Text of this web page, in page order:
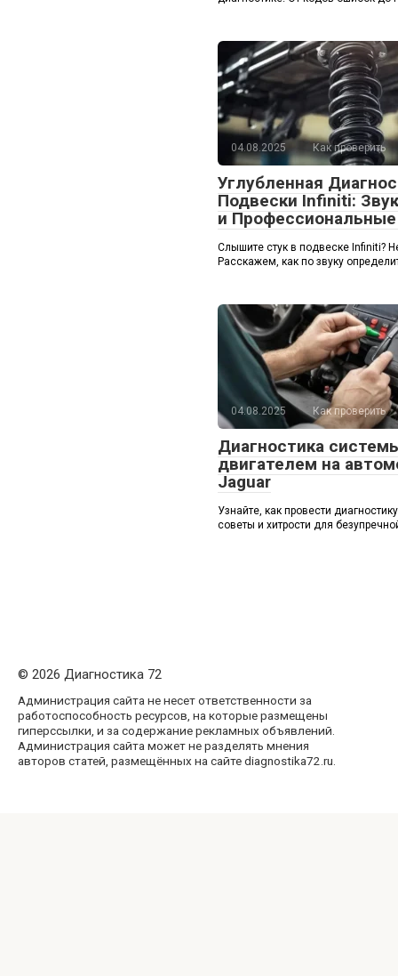
04.08.2025 Как проверить
Углубленная
Подвески Infiniti:
и
Слышите стук в подвеске Infiniti?
Расскажем, как по звуку
04.08.2025 Как проверить
Диагностика
двигателем на
Jaguar
Узнайте, как провести
советы и хитрости для
© 2026 Диагностика 72
Администрация сайта не несет ответственности за
работоспособность ресурсов, на которые размещены
гиперссылки, и за содержание рекламных объявлений.
Администрация сайта может не разделять мнения
авторов статей, размещённых на сайте diagnostika72.ru.